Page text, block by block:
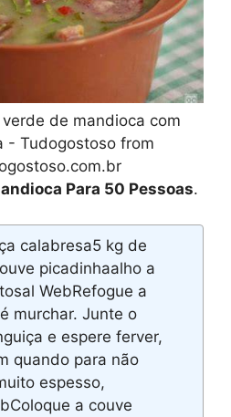
de mandioca com
- Tudogostoso from
Para 50 Pessoas.
calabresa5 kg de
picadinhaalho a
WebRefogue a
murchar. Junte o
e espere ferver,
quando para não
espesso,
a couve